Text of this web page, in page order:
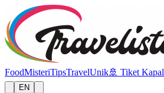
FoodMisteriTipsTravelUnik🚢 Tiket Kapal
EN